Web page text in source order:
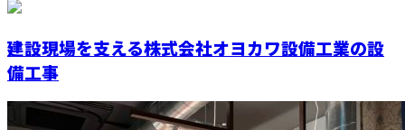
建設現場を支える株式会社オヨカワ設備工業の設
備工事